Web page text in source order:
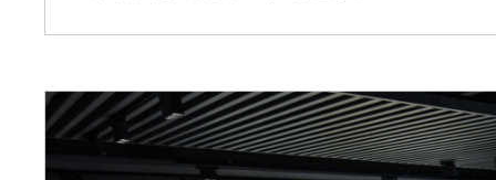
的人总会超过前面的人